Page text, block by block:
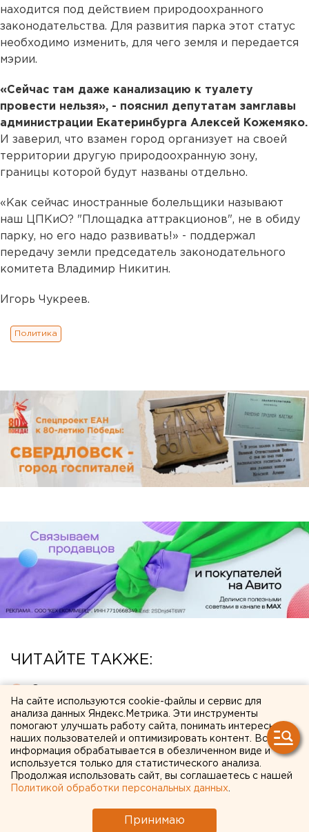
находится под действием природоохранного
законодательства. Для развития парка этот статус
необходимо изменить, для чего земля и передается
мэрии.
«Сейчас там даже канализацию к туалету
провести нельзя», - пояснил депутатам замглавы
администрации Екатеринбурга Алексей Кожемяко.
И заверил, что взамен город организует на своей
территории другую природоохранную зону,
границы которой будут названы отдельно.
«Как сейчас иностранные болельщики называют
наш ЦПКиО? "Площадка аттракционов", не в обиду
парку, но его надо развивать!» - поддержал
передачу земли председатель законодательного
комитета Владимир Никитин.
Игорь Чукреев.
Политика
ЧИТАЙТЕ ТАКЖЕ:
«Упырь» Ткачука после покушения под
Екатеринбургом
Сгоревший квартал в центре Оренбурга
застроят
Чем опасны ракеты «Фламинго», которыми
Ракетная опасность объявлена в
На сайте используются cookie-файлы и сервис для
анализа данных Яндекс.Метрика. Эти инструменты
помогают улучшать работу сайта, понимать интересы
наших пользователей и оптимизировать контент. Вся
информация обрабатывается в обезличенном виде и
используется только для статистического анализа.
Продолжая использовать сайт, вы соглашаетесь с нашей
Политикой обработки персональных данных
Принимаю